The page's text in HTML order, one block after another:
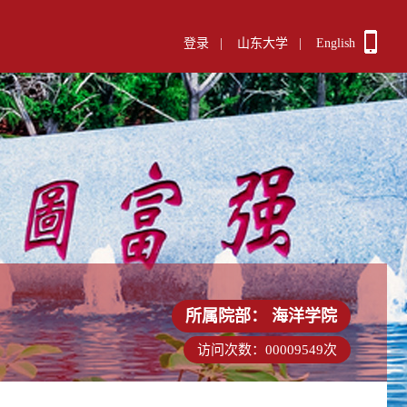
登录 山东大学 English
所属院部： 海洋学院
访问次数： 00009549次